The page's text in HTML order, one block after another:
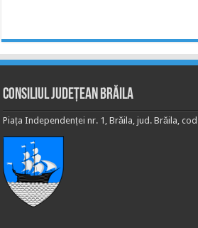
Consiliul Județean Brăila
Piața Independenței nr. 1, Brăila, jud. Brăila,